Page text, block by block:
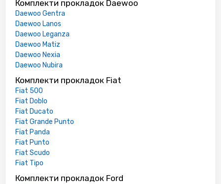
Комплекти прокладок Daewoo
Daewoo Gentra
Daewoo Lanos
Daewoo Leganza
Daewoo Matiz
Daewoo Nexia
Daewoo Nubira
Комплекти прокладок Fiat
Fiat 500
Fiat Doblo
Fiat Ducato
Fiat Grande Punto
Fiat Panda
Fiat Punto
Fiat Scudo
Fiat Tipo
Комплекти прокладок Ford